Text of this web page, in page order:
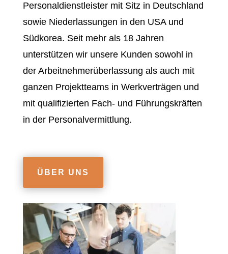
Personaldienstleister mit Sitz in Deutschland
sowie Niederlassungen in den USA und
Südkorea. Seit mehr als 18 Jahren
unterstützen wir unsere Kunden sowohl in
der Arbeitnehmerüberlassung als auch mit
ganzen Projektteams in Werkverträgen und
mit qualifizierten Fach- und Führungskräften
in der Personalvermittlung.
ÜBER UNS